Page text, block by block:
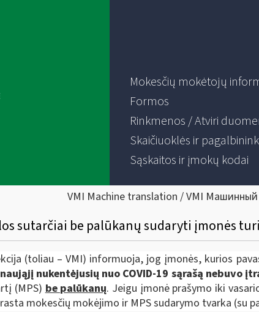
Mokesčių mokėtojų
Formos
Rinkmenos / Atviri
Skaičiuoklės ir
Sąskaitos ir įmokų kodai
VMI Machine translation / VMI
sutarčiai be palūkanų sudaryti įmonės
(toliau – VMI) informuoja, jog įmonės, kurios
nukentėjusių nuo COVID-19 sąrašą nebuvo
(MPS)be palūkanų. Jeigu įmonė prašymo iki
mokesčių mokėjimo ir MPS sudarymo tvarka (su